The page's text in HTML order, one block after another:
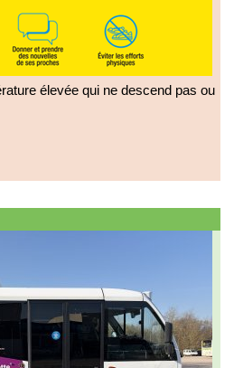
élevée qui ne descend pas ou